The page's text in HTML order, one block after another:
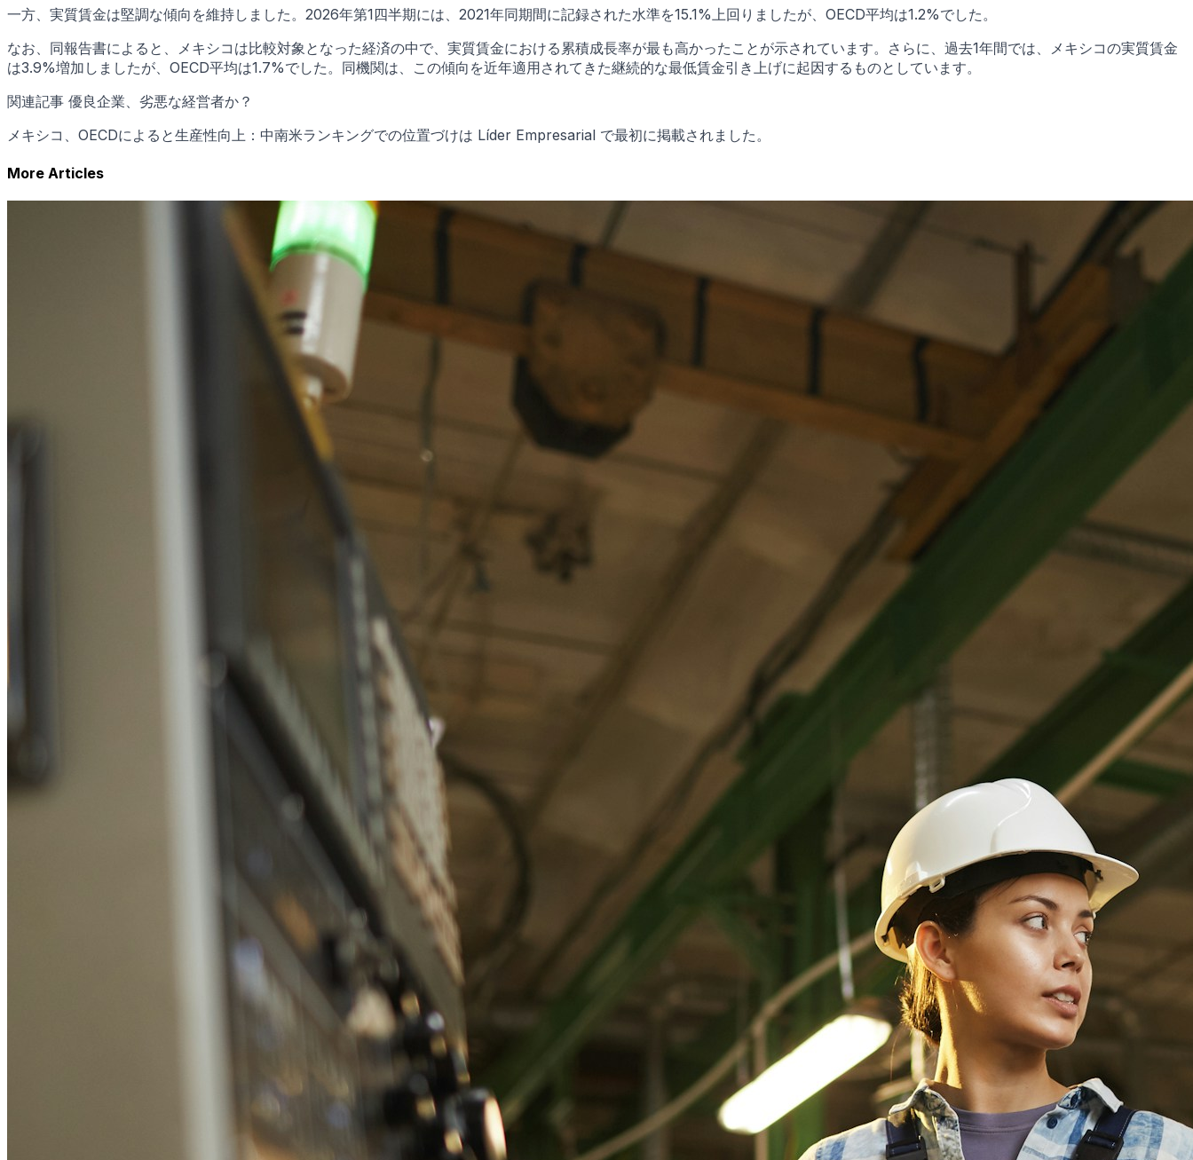
一方、実質賃金は堅調な傾向を維持しました。2026年第1四半期には、2021年同期間に記録された水準を15.1%上回りましたが、OECD平均は1.2%でした。
なお、同報告書によると、メキシコは比較対象となった経済の中で、実質賃金における累積成長率が最も高かったことが示されています。さらに、過去1年間では、メキシコの実質賃金
は3.9%増加しましたが、OECD平均は1.7%でした。同機関は、この傾向を近年適用されてきた継続的な最低賃金引き上げに起因するものとしています。
関連記事 優良企業、劣悪な経営者か？
メキシコ、OECDによると生産性向上：中南米ランキングでの位置づけは Líder Empresarial で最初に掲載されました。
More Articles